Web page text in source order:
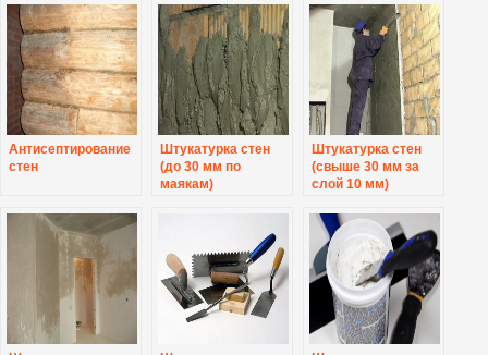
Антисептирование
стен
Штукатурка стен
(до 30 мм по
маякам)
Штукатурка стен
(свыше 30 мм за
слой 10 мм)